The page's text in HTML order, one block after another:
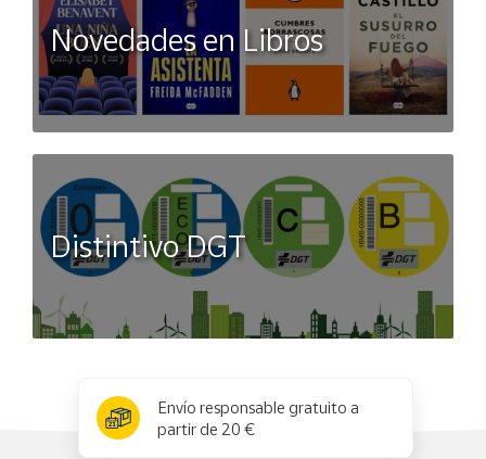
Novedades en Libros
Distintivo DGT
Envío responsable gratuito a
partir de 20 €